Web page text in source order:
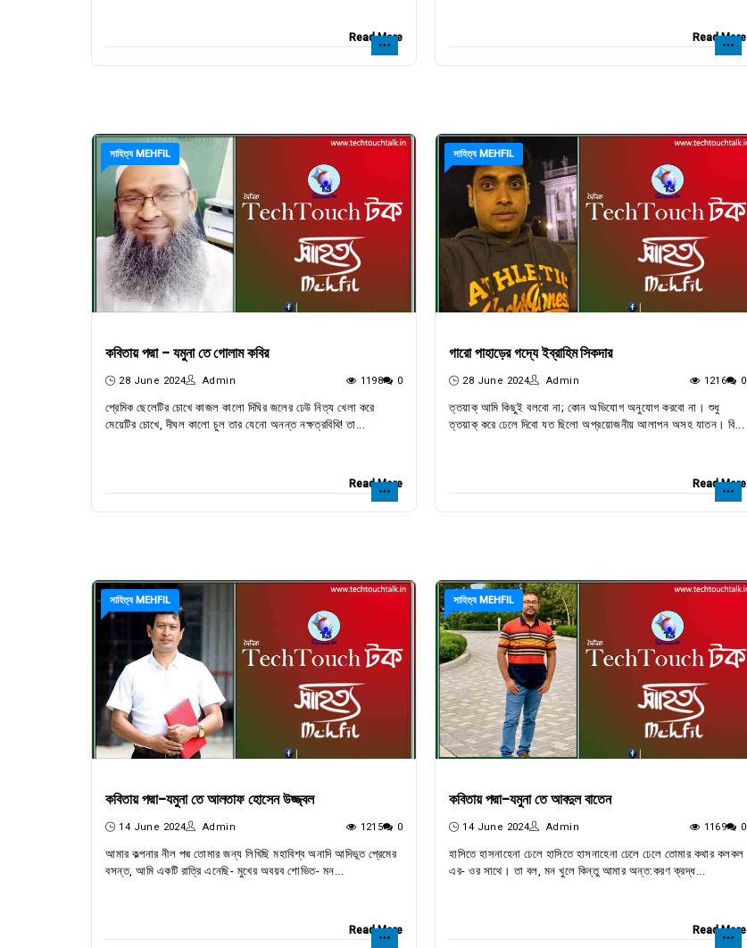
Read More Read More
সাহিত্য MEHFIL
কবিতায় পদ্মা - যমুনা তে গোলাম কবির
28 June 2024 Admin 1198 0
প্রেমিক ছেলেটির চোখে কাজল কালো দিঘির জলের ঢেউ নিত্য খেলা করে
মেয়েটির চোখে, দীঘল কালো চুল তার যেনো অনন্ত নক্ষত্রবিথি! তা...
Read More
সাহিত্য MEHFIL
গারো পাহাড়ের গদ্যে ইব্রাহিম সিকদার
28 June 2024 Admin 1216 0
ত্তয়াক্ আমি কিছুই বলবো না; কোন অভিযোগ অনুযোগ করবো না। শুধু
ত্তয়াক্ করে ঢেলে দিবো যত ছিলো অপ্রয়োজনীয় আলাপন অসহ যাতন। বি...
Read More
সাহিত্য MEHFIL
কবিতায় পদ্মা-যমুনা তে আলতাফ হোসেন উজ্জ্বল
14 June 2024 Admin 1215 0
আমার কল্পনার নীল পদ্ম তোমার জন্য লিখিছি মহাবিশ্ব অনাদি আদিভূত প্রেমের
বসন্ত, আমি একটি রাত্রি এনেছি- মুখের অবয়ব শোভিত- মন...
Read More
সাহিত্য MEHFIL
কবিতায় পদ্মা-যমুনা তে আবদুল বাতেন
14 June 2024 Admin 1169 0
হাসিতে হাসনাহেনা ঢেলে হাসিতে হাসনাহেনা ঢেলে ঢেলে তোমার কথার কলকল
এর- ওর সাথে। তা বল, মন খুলে কিন্তু আমার অন্ত:করণ ক্রদ্ধ...
Read More